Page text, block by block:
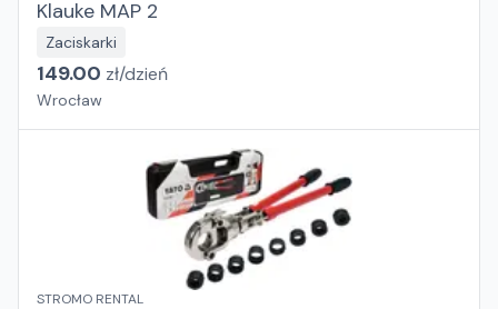
Klauke MAP 2
Zaciskarki
149.00 zł/dzień
Wrocław
STROMO RENTAL